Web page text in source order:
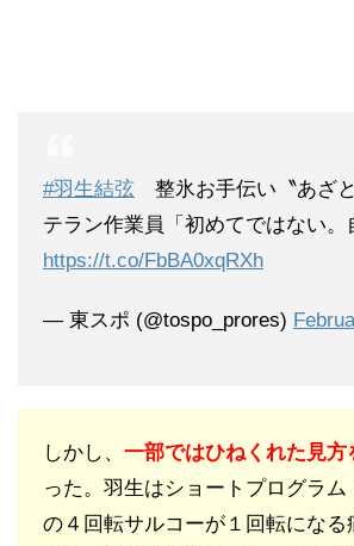
#羽生結弦 整氷お手伝い〝あざ
テラン作業員「初めてではない。
https://t.co/FbBA0xqRXh
— 東スポ (@tospo_prores)
しかし、 一部ではひねくれた見方
った。羽生はショートプログラ
の４回転サルコーが１回転になる